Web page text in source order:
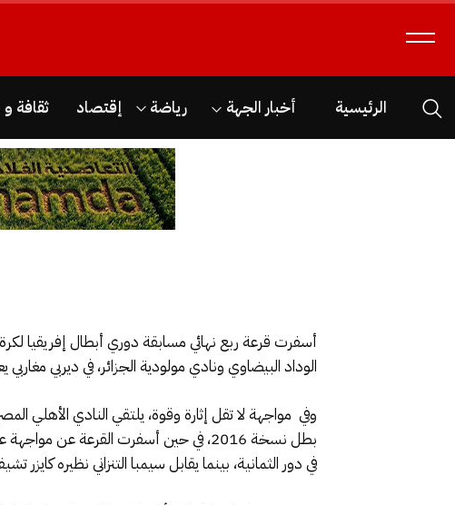
الرئيسية أخبار الجهة رياضة إقتصاد ثقافة
أسفرت قرعة ربع نهائي مسابقة دوري أبطال إفريقيا لكرة
الوداد البيضاوي ونادي مولودية الجزائر، في ديربي مغاربي
وفي مواجهة لا تقل إثارة وقوة، يلتقي النادي الأهلي
بطل نسخة 2016، في حين أسفرت القرعة عن
في دور الثمانية، بينما يقابل سيمبا التنزاني نظيره كايزر